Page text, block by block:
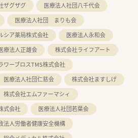
ザグザグ
医療法人社団八千代会
医療法人社団 まりも会
シア薬局株式会社
医療法人永和会
療法人正雄会
株式会社ライフアート
ワーブロスTMS株式会社
医療法人社団仁慈会
株式会社ますしげ
株式会社エムファーマシィ
式会社
医療法人社団若葉会
法人労働者健康安全機構